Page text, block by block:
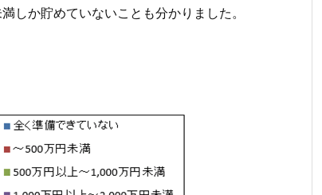
しか貯めていないことも分かりました。